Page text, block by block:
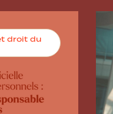
droit du